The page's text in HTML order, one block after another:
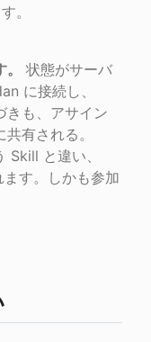
。
状態がサーバ
に接続し、
きも、アサイン
有される。
と違い、
す。しかも参加